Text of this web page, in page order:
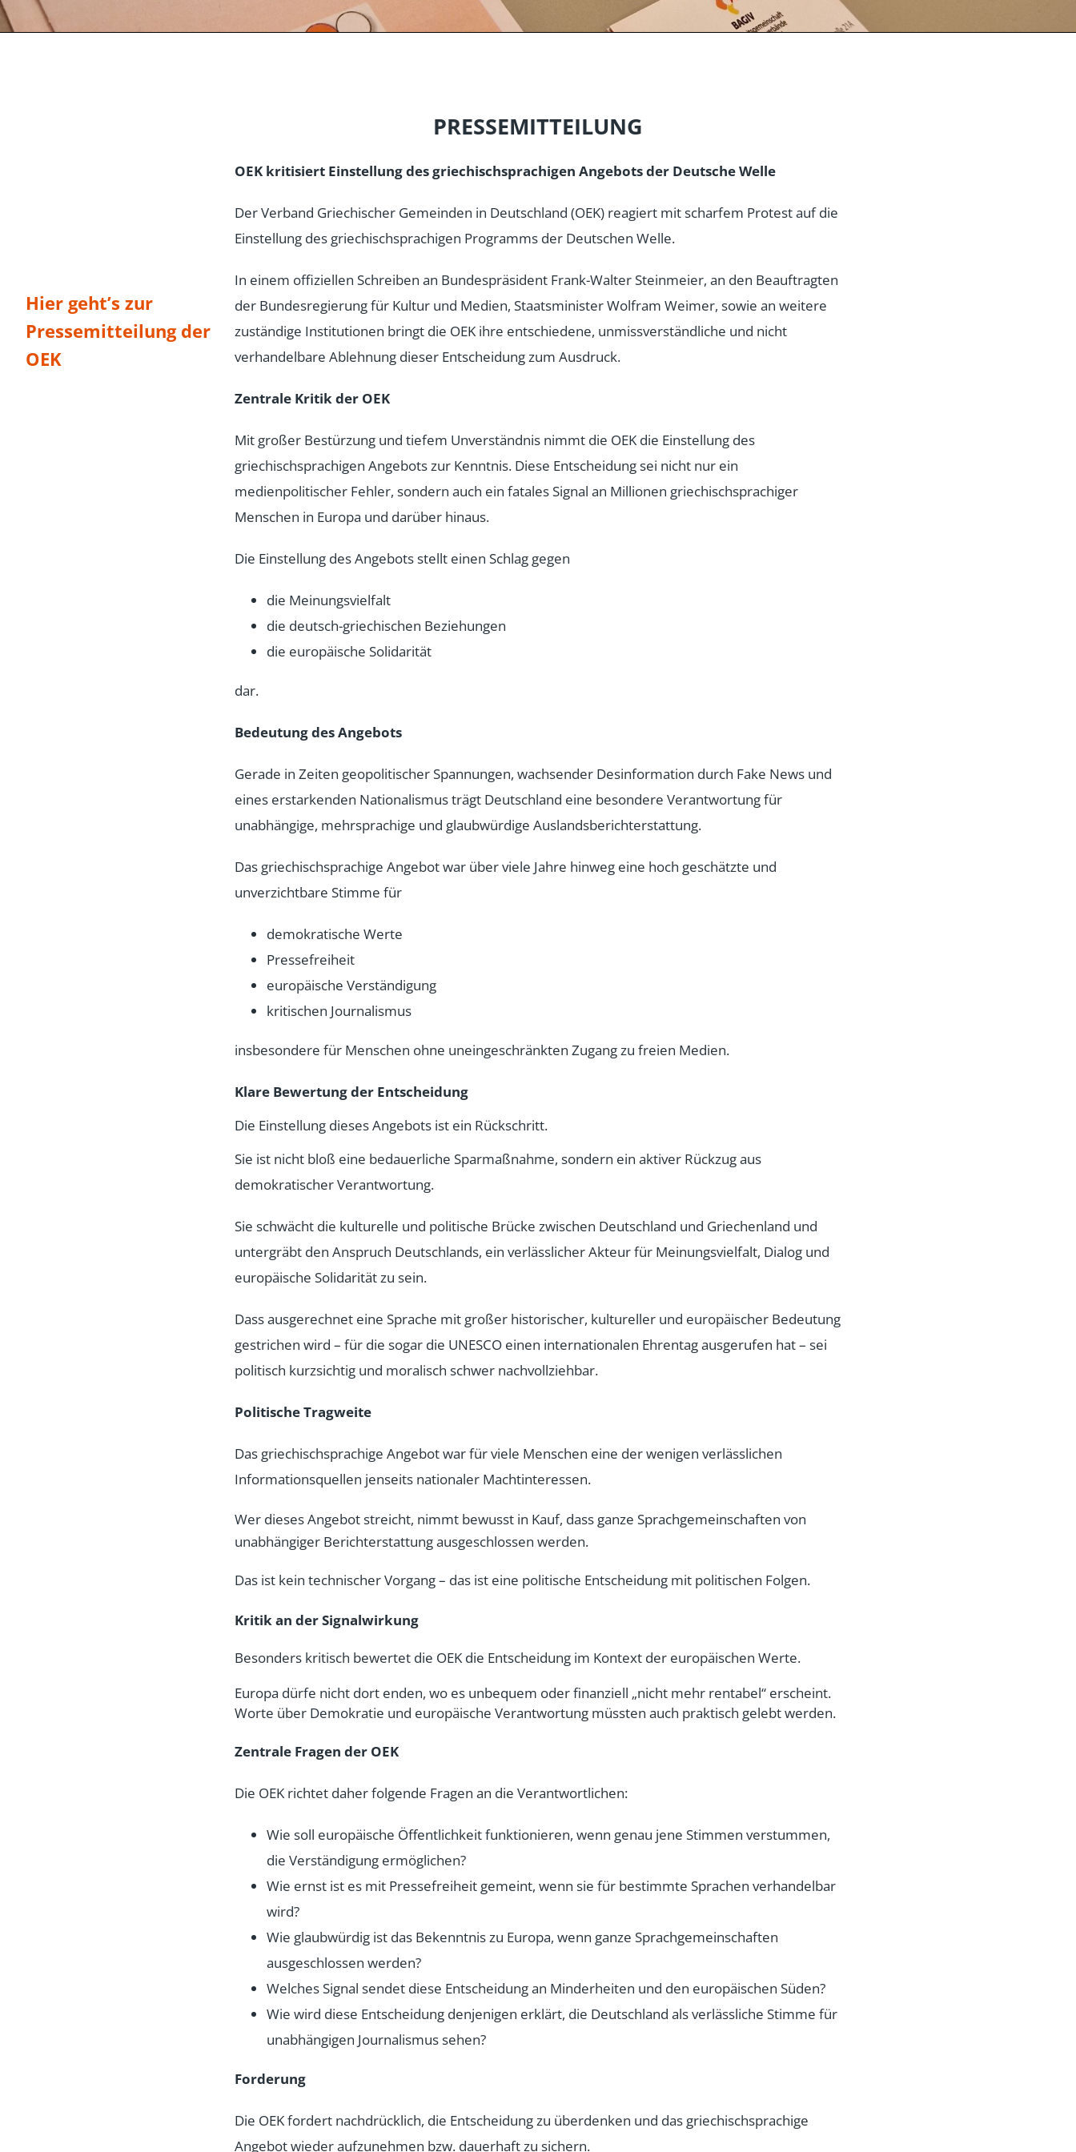
Hier geht’s zur
Pressemitteilung der
OEK
PRESSEMITTEILUNG
OEK kritisiert Einstellung des griechischsprachigen Angebots der Deutsche Welle
Der Verband Griechischer Gemeinden in Deutschland (OEK) reagiert mit scharfem Protest aufdie
Einstellung des griechischsprachigen Programms der Deutschen Welle.
In einem offiziellen Schreiben an Bundespräsident Frank-Walter Steinmeier, an den Beauftragten
der Bundesregierung für Kultur und Medien, Staatsminister Wolfram Weimer, sowie an weitere
zuständige Institutionen bringt die OEK ihre entschiedene, unmissverständliche und nicht
verhandelbare Ablehnung dieser Entscheidung zum Ausdruck.
Zentrale Kritik der OEK
Mit großer Bestürzung und tiefem Unverständnis nimmt die OEK die Einstellung des
griechischsprachigen Angebots zur Kenntnis. Diese Entscheidung sei nicht nur ein
medienpolitischer Fehler, sondern auch ein fatales Signal an Millionen griechischsprachiger
Menschen in Europa und darüber hinaus.
Die Einstellung des Angebots stellt einen Schlag gegen
die Meinungsvielfalt
die deutsch-griechischen Beziehungen
die europäische Solidarität
dar.
Bedeutung des Angebots
Gerade in Zeiten geopolitischer Spannungen, wachsender Desinformation durch Fake News und
eines erstarkenden Nationalismus trägt Deutschland eine besondere Verantwortung für
unabhängige, mehrsprachige und glaubwürdige Auslandsberichterstattung.
Das griechischsprachige Angebot war über viele Jahre hinweg eine hoch geschätzte und
unverzichtbare Stimme für
demokratische Werte
Pressefreiheit
europäische Verständigung
kritischen Journalismus
insbesondere für Menschen ohne uneingeschränkten Zugang zu freien Medien.
Klare Bewertung der Entscheidung
Die Einstellung dieses Angebots ist ein Rückschritt.
Sie ist nicht bloß eine bedauerliche Sparmaßnahme, sondern ein aktiver Rückzug aus
demokratischer Verantwortung.
Sie schwächt die kulturelle und politische Brücke zwischen Deutschland und Griechenland und
untergräbt den Anspruch Deutschlands, ein verlässlicher Akteur für Meinungsvielfalt, Dialog und
europäische Solidarität zu sein.
Dass ausgerechnet eine Sprache mit großer historischer, kultureller und europäischer Bedeutung
gestrichen wird – für die sogar die UNESCO einen internationalen Ehrentag ausgerufen hat – sei
politisch kurzsichtig und moralisch schwer nachvollziehbar.
Politische Tragweite
Das griechischsprachige Angebot war für viele Menschen eine der wenigen verlässlichen
Informationsquellen jenseits nationaler Machtinteressen.
Wer dieses Angebot streicht, nimmt bewusst in Kauf, dass ganze Sprachgemeinschaften von
unabhängiger Berichterstattung ausgeschlossen werden.
Das ist kein technischer Vorgang – das ist eine politische Entscheidung mit politischen Folgen.
Kritik an der Signalwirkung
Besonders kritisch bewertet die OEK die Entscheidung im Kontext der europäischen Werte.
Europa dürfe nicht dort enden, wo es unbequem oder finanziell „nicht mehr rentabel“ erscheint.
Worte über Demokratie und europäische Verantwortung müssten auch praktisch gelebt werden.
Zentrale Fragen der OEK
Die OEK richtet daher folgende Fragen an die Verantwortlichen:
Wie soll europäische Öffentlichkeit funktionieren, wenn genau jene Stimmen verstummen,
die Verständigung ermöglichen?
Wie ernst ist es mit Pressefreiheit gemeint, wenn sie für bestimmte Sprachen verhandelbar
wird?
Wie glaubwürdig ist das Bekenntnis zu Europa, wenn ganze Sprachgemeinschaften
ausgeschlossen werden?
Welches Signal sendet diese Entscheidung an Minderheiten und den europäischen Süden?
Wie wird diese Entscheidung denjenigen erklärt, die Deutschland als verlässliche Stimme für
unabhängigen Journalismus sehen?
Forderung
Die OEK fordert nachdrücklich, die Entscheidung zu überdenken und das griechischsprachige
Angebot wieder aufzunehmen bzw. dauerhaft zu sichern.